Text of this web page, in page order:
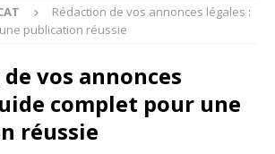
Rédaction de vos annonces légales :
publication réussie
vos annonces
complet pour une
réussie